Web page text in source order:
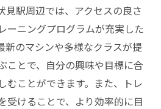
見駅周辺では、アクセスの良さ
ーニングプログラムが充実した
新のマシンや多様なクラスが提
ことで、自分の興味や目標に合
むことができます。また、トレ
受けることで、より効率的に目